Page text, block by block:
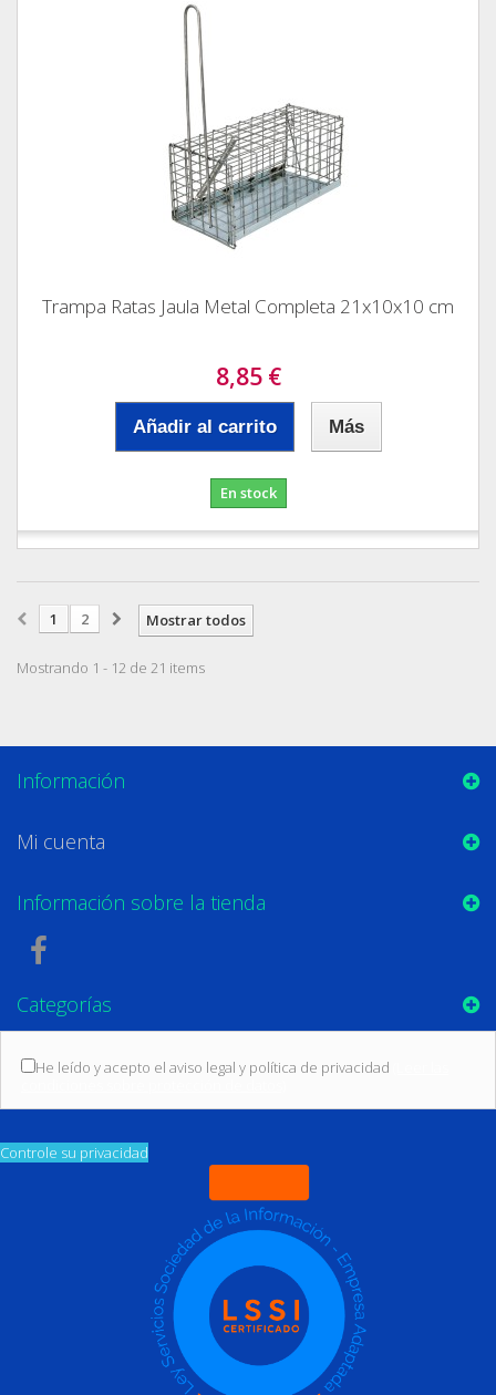
Trampa Ratas Jaula Metal Completa 21x10x10 cm
8,85 €
Añadir al carrito Más
En stock
Mostrar todos
1 2
Mostrando 1 - 12 de 21 items
Información
Mi cuenta
Información sobre la tienda
Categorías
He leído y acepto el aviso legal y política de privacidad
Controle su privacidad